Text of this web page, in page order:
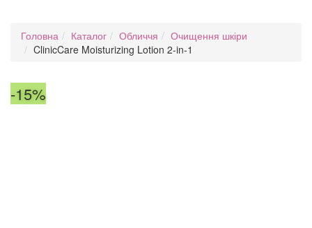
Головна Каталог Обличчя
Очищення шкіри
ClinicCare Moisturizing Lotion 2-in-1
-15%